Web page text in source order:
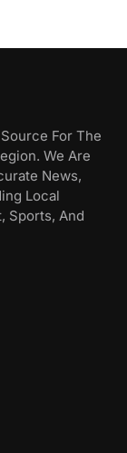
For The
We Are
News,
Local
Sports, And